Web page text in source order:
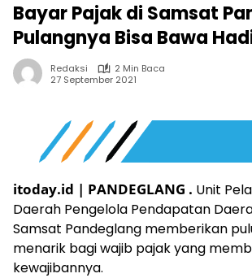
Bayar Pajak di Samsat
Pulangnya Bisa Bawa
Redaksi
2 Min Baca
27 September 2021
itoday.id | PANDEGLANG . Unit
Daerah Pengelola Pendapatan
Samsat Pandeglang memberikan
menarik bagi wajib pajak yang
kewajibannya.